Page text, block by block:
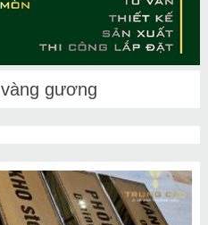
gương